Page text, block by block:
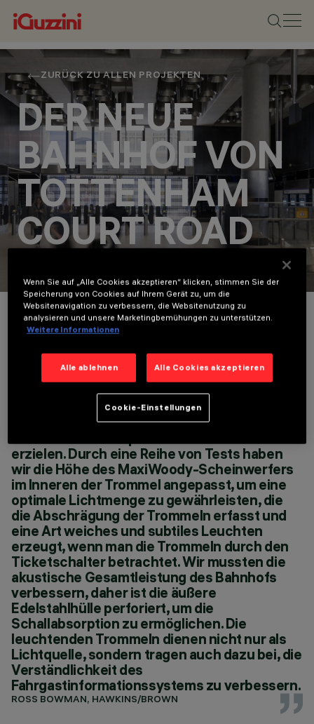
ZURÜCK ZU ALLEN PROJEKTEN
DER NEUE
BAHNHOF VON
TOTTENHAM
COURT ROAD
LICHTDESIGN
ARUP
Wir haben eng mit iGuzzini
zusammengearbeitet, um sicherzustellen,
dass die Beleuchtungskörper nicht nur die
korrekten Lux-Werte auf dem Boden erfüllen,
erzielen. Durch eine Reihe von Tests haben
wir die Höhe des MaxiWoody-Scheinwerfers
im Inneren der Trommel angepasst, um eine
optimale Lichtmenge zu gewährleisten, die
die Abschrägung der Trommeln erfasst und
eine Art weiches und subtiles Leuchten
erzeugt, wenn man die Trommeln durch den
Ticketschalter betrachtet. Wir mussten die
akustische Gesamtleistung des Bahnhofs
verbessern, daher ist die äußere
Edelstahlhülle perforiert, um die
Schallabsorption zu ermöglichen. Die
leuchtenden Trommeln dienen nicht nur als
Lichtquelle, sondern tragen auch dazu bei, die
Verständlichkeit des
Fahrgastinformationssystems zu verbessern.
ROSS BOWMAN, HAWKINS/BROWN
Wenn Sie auf „Alle Cookies akzeptieren“ klicken, stimmen Sie der
Speicherung von Cookies auf Ihrem Gerät zu, um die
Websitenavigation zu verbessern, die Websitenutzung zu
analysieren und unsere Marketingbemühungen zu unterstützen.
Weitere Informationen
Alle ablehnen Alle Cookies akzeptieren
Cookie-Einstellungen